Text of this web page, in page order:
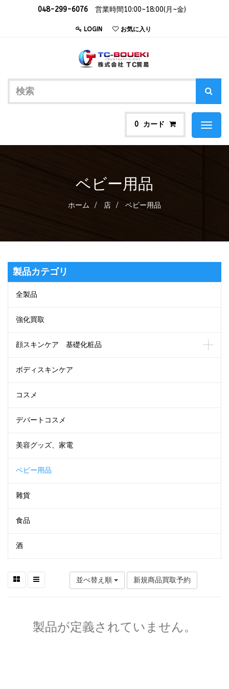
048-299-6076 営業時間10:00~18:00(月~金)
LOGIN お気に入り
0 カード
Toggle
ベビー用品
ホーム 店 ベビー用品
製品カテゴリ
全製品
強化買取
顔スキンケア 基礎化粧品
ボディスキンケア
コスメ
デパートコスメ
美容グッズ、家電
ベビー用品
雜貨
食品
酒
並べ替え順 新規商品買取予約
製品が定義されていません。